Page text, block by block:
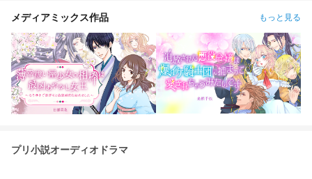
メディアミックス作品 もっと見る
プリ小説オーディオドラマ